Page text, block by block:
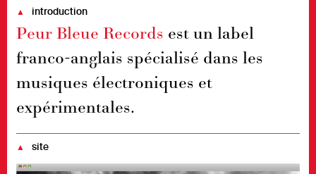
▲ introduction
Peur Bleue Records est un label
franco-anglais spé­cia­li­sé dans les
musiques électroniques et
expérimentales.
▲ site